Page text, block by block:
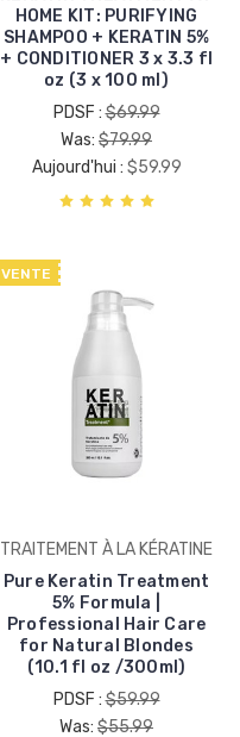
HOME KIT: PURIFYING
SHAMPOO + KERATIN 5%
+ CONDITIONER 3 x 3.3 fl
oz (3 x 100 ml)
PDSF :$69.99
Was: $79.99
Aujourd'hui : $59.99
VENTE
TRAITEMENT À LA KÉRATINE
Pure Keratin Treatment
5% Formula |
Professional Hair Care
for Natural Blondes
(10.1 fl oz /300ml)
PDSF :$59.99
Was: $55.99